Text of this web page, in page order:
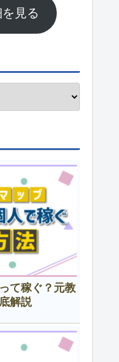
見る
て稼ぐ？元教
解説